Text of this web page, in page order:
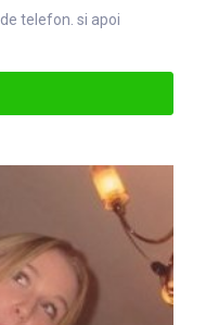
de telefon. si apoi